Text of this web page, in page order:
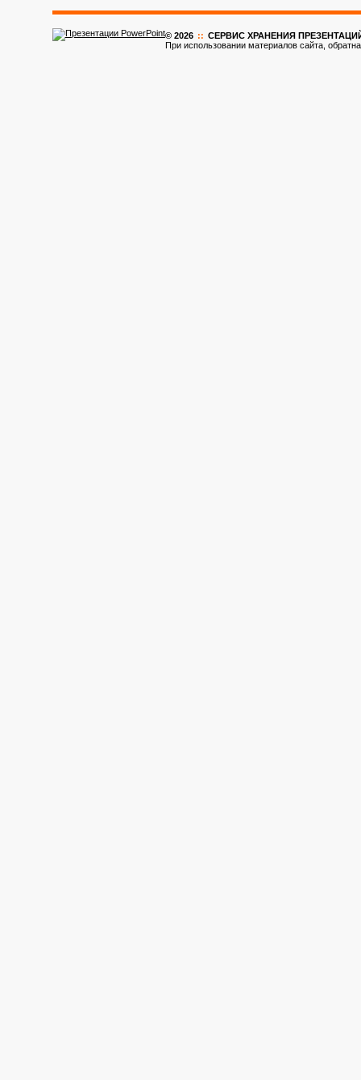
© 2026 :: CЕРВИС ХРАНЕНИЯ ПРЕЗЕНТАЦИЙ
При использовании материалов сайта,